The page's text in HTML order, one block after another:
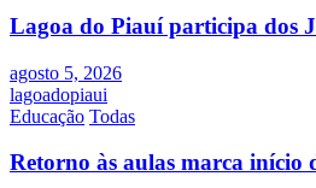
Lagoa do Piauí participa dos
agosto 5, 2026
lagoadopiaui
Educação Todas
Retorno às aulas marca início